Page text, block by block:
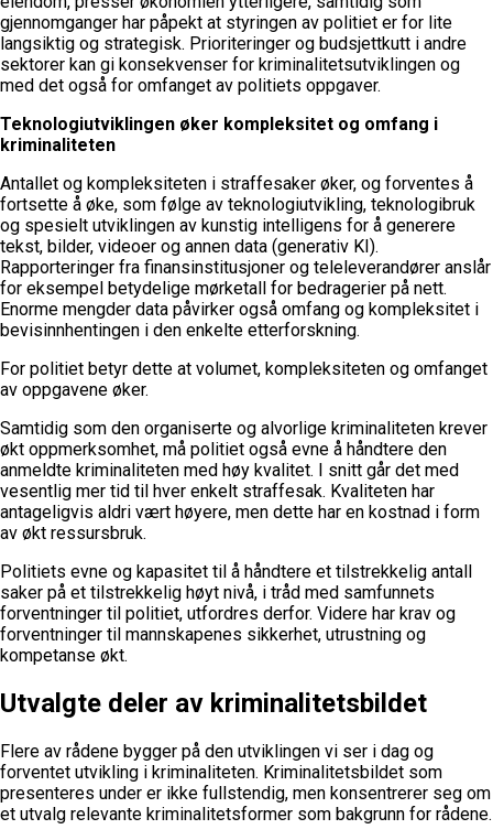
gjennomganger har påpekt at styringen av politiet er for lite
langsiktig og strategisk. Prioriteringer og budsjettkutt i andre
sektorer kan gi konsekvenser for kriminalitetsutviklingen og
med det også for omfanget av politiets oppgaver.
Teknologiutviklingen øker kompleksitet og omfang i
kriminaliteten
Antallet og kompleksiteten i straffesaker øker, og forventes å
fortsette å øke, som følge av teknologiutvikling, teknologibruk
og spesielt utviklingen av kunstig intelligens for å generere
tekst, bilder, videoer og annen data (generativ KI).
Rapporteringer fra finansinstitusjoner og teleleverandører anslår
for eksempel betydelige mørketall for bedragerier på nett.
Enorme mengder data påvirker også omfang og kompleksitet i
bevisinnhentingen i den enkelte etterforskning.
For politiet betyr dette at volumet, kompleksiteten og omfanget
av oppgavene øker.
Samtidig som den organiserte og alvorlige kriminaliteten krever
økt oppmerksomhet, må politiet også evne å håndtere den
anmeldte kriminaliteten med høy kvalitet. I snitt går det med
vesentlig mer tid til hver enkelt straffesak. Kvaliteten har
antageligvis aldri vært høyere, men dette har en kostnad i form
av økt ressursbruk.
Politiets evne og kapasitet til å håndtere et tilstrekkelig antall
saker på et tilstrekkelig høyt nivå, i tråd med samfunnets
forventninger til politiet, utfordres derfor. Videre har krav og
forventninger til mannskapenes sikkerhet, utrustning og
kompetanse økt.
Utvalgte deler av kriminalitetsbildet
Flere av rådene bygger på den utviklingen vi ser i dag og
forventet utvikling i kriminaliteten. Kriminalitetsbildet som
presenteres under er ikke fullstendig, men konsentrerer seg om
et utvalg relevante kriminalitetsformer som bakgrunn for rådene.